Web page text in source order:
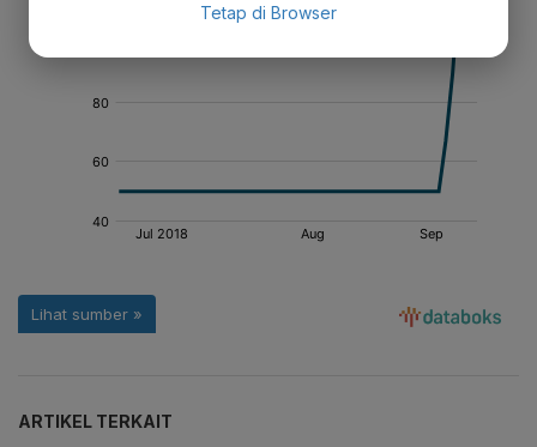
ARTIKEL TERKAIT
Tetap di Browser